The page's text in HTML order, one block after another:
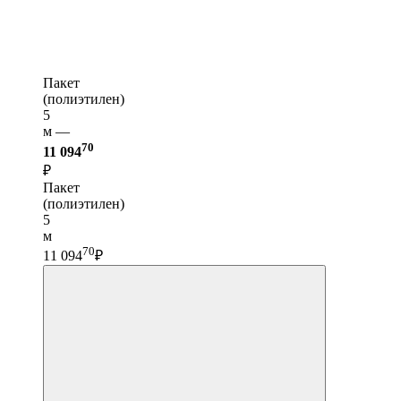
Пакет
(полиэтилен)
5
м —
11 09470
₽
Пакет
(полиэтилен)
5
м
11 09470₽